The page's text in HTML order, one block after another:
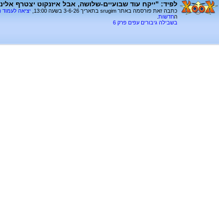
לפיד: "ייקח עוד שבועיים-שלושה, אבל איזנקוט יצטרף
כתבה זאת פורסמה באתר srugim בתאריך 3-6-26 בשעה 13:00, יציאה
החדשות
בשבילה גיבורים עפים פרק 6